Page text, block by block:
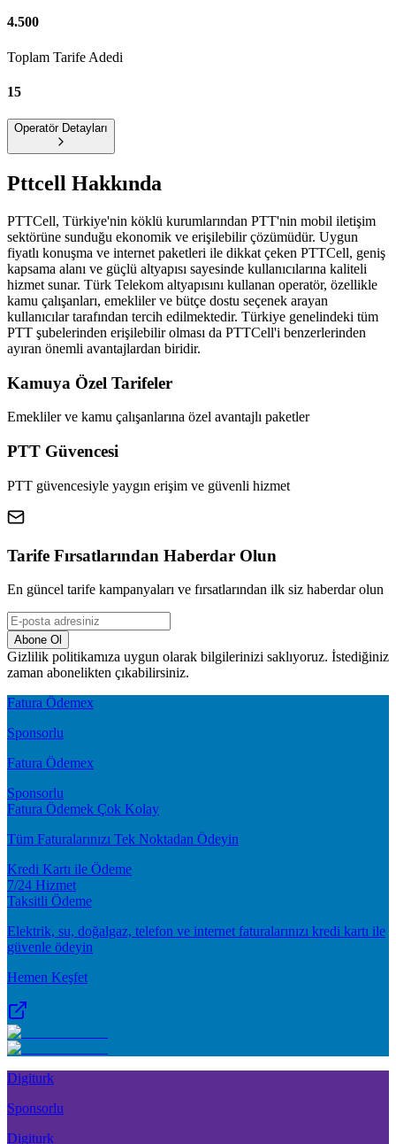
4.500
Toplam Tarife Adedi
15
Operatör Detayları
Pttcell Hakkında
PTTCell, Türkiye'nin köklü kurumlarından PTT'nin mobil iletişim
sektörüne sunduğu ekonomik ve erişilebilir çözümüdür. Uygun
fiyatlı konuşma ve internet paketleri ile dikkat çeken PTTCell, geniş
kapsama alanı ve güçlü altyapısı sayesinde kullanıcılarına kaliteli
hizmet sunar. Türk Telekom altyapısını kullanan operatör, özellikle
kamu çalışanları, emekliler ve bütçe dostu seçenek arayan
kullanıcılar tarafından tercih edilmektedir. Türkiye genelindeki tüm
PTT şubelerinden erişilebilir olması da PTTCell'i benzerlerinden
ayıran önemli avantajlardan biridir.
Kamuya Özel Tarifeler
Emekliler ve kamu çalışanlarına özel avantajlı paketler
PTT Güvencesi
PTT güvencesiyle yaygın erişim ve güvenli hizmet
Tarife Fırsatlarından Haberdar Olun
En güncel tarife kampanyaları ve fırsatlarından ilk siz haberdar olun
Abone Ol
Gizlilik politikamıza uygun olarak bilgilerinizi saklıyoruz. İstediğiniz
zaman abonelikten çıkabilirsiniz.
Fatura Ödemex
Sponsorlu
Fatura Ödemex
Sponsorlu
Fatura Ödemek Çok Kolay
Tüm Faturalarınızı Tek Noktadan Ödeyin
Kredi Kartı ile Ödeme
7/24 Hizmet
Taksitli Ödeme
Elektrik, su, doğalgaz, telefon ve internet faturalarınızı kredi kartı ile
güvenle ödeyin
Hemen Keşfet
Digiturk
Sponsorlu
Digiturk